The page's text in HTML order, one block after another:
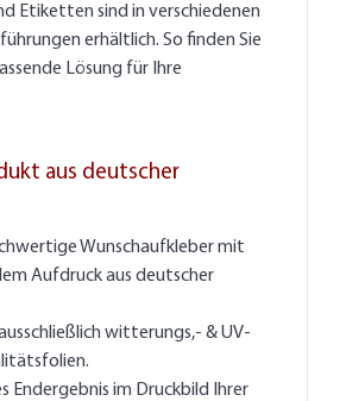
Etiketten sind in verschiedenen
erhältlich. So finden Sie
Lösung für Ihre
aus deutscher
Wunschaufkleber mit
Aufdruck aus deutscher
witterungs,- & UV-
Endergebnis im Druckbild Ihrer